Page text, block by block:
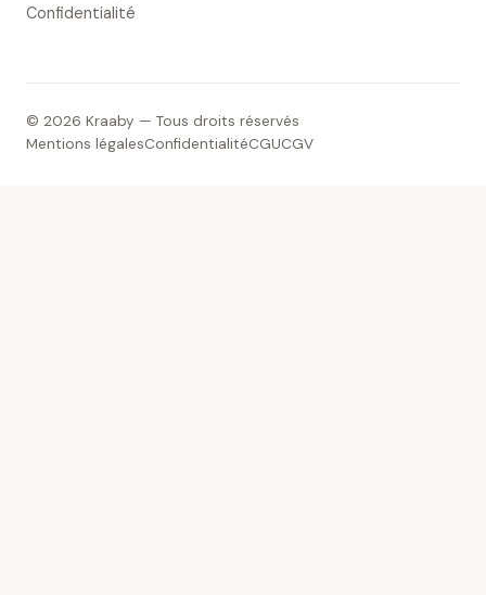
Confidentialité
© 2026 Kraaby — Tous droits réservés
Mentions légalesConfidentialitéCGUCGV